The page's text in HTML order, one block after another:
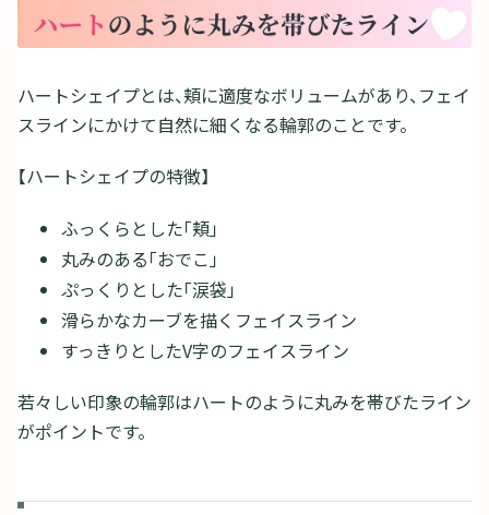
ハートシェイプとは、頬に適度なボリュームがあり、フェイ
スラインにかけて自然に細くなる輪郭のことです。
【ハートシェイプの特徴】
ふっくらとした「頬」
丸みのある「おでこ」
ぷっくりとした「涙袋」
滑らかなカーブを描くフェイスライン
すっきりとしたV字のフェイスライン
若々しい印象の輪郭はハートのように丸みを帯びたライン
がポイントです。